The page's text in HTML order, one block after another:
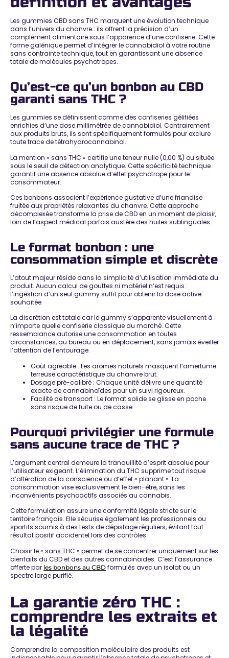
Les gummies CBD sans THC marquent une évolution technique
dans l’univers du chanvre : ils offrent la précision d’un
complément alimentaire sous l’apparence d’une confiserie. Cette
forme galénique permet d’intégrer le cannabidiol à votre routine
sans contrainte technique, tout en garantissant une absence
totale de molécules psychotropes.
Qu’est-ce qu’un bonbon au CBD
garanti sans THC ?
Les gummies se définissent comme des confiseries gélifiées
enrichies d’une dose millimétrée de cannabidiol. Contrairement
aux produits bruts, ils sont spécifiquement formulés pour exclure
toute trace de tétrahydrocannabinol.
La mention « sans THC » certifie une teneur nulle (0,00 %) ou située
sous le seuil de détection analytique. Cette spécificité technique
garantit uneabsence absolue d’effet psychotropepour le
consommateur.
Ces bonbons associent l’expérience gustative d’une friandise
fruitée aux propriétés relaxantes du chanvre. Cette approche
décomplexéetransforme la prise de CBD en un moment de plaisir,
loin de l’aspect médical parfois austère des huiles sublinguales.
Le format bonbon : une
consommation simple et discrète
L’atout majeur réside dans la simplicité d’utilisation immédiate du
produit. Aucun calcul de gouttes ni matériel n’est requis :
l’ingestion d’un seul gummy suffitpour obtenir la dose active
souhaitée.
La discrétion est totale car le gummy s’apparente visuellement à
n’importe quelle confiserie classique du marché. Cette
ressemblance autorise uneconsommation en toutes
circonstances, au bureau ou en déplacement, sans jamais éveiller
l’attention de l’entourage.
Goût agréable : Les arômes naturels masquent l’amertume
terreuse caractéristique du chanvre brut.
Dosage pré-calibré : Chaque unité délivre une quantité
exacte de cannabinoïdes pour un suivi rigoureux.
Facilité de transport : Le format solide se glisse en poche
sans risque de fuite ou de casse.
Pourquoi privilégier une formule
sans aucune trace de THC ?
L’argument central demeure la tranquillité d’esprit absoluepour
l’utilisateur exigeant. L’élimination du THC supprime tout risque
d’altération de la conscience ou d’effet « planant ». La
consommation vise exclusivement le bien-être, sans les
inconvénients psychoactifs associés au cannabis.
Cette formulation assure une conformité légale strictesur le
territoire français. Elle sécurise également les professionnels ou
sportifs soumis à des tests de dépistage réguliers, évitant tout
résultat positif accidentel lors des contrôles.
Choisir le « sans THC » permet dese concentrer uniquement sur les
bienfaits du CBDet des autres cannabinoïdes. C’est l’assurance
offerte par les bonbons au CBD formulés avec un isolat ou un
spectre large purifié.
La garantie zéro THC :
comprendre les extraits et
la légalité
Comprendre la composition moléculaire des produits est